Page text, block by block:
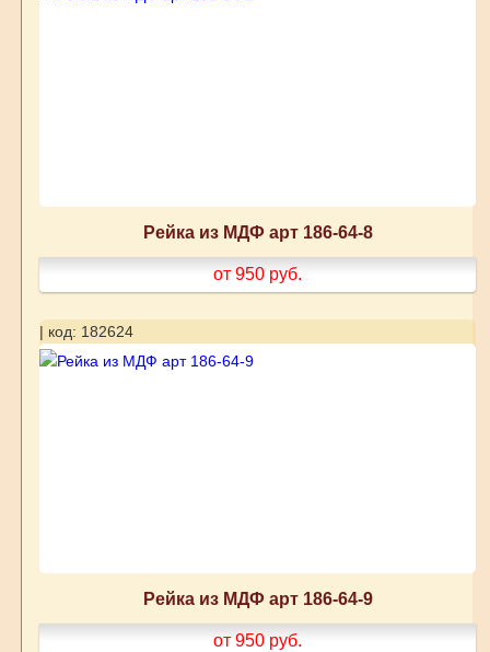
Рейка из МДФ арт 186-64-8
от 950 руб.
| код: 182624
Рейка из МДФ арт 186-64-9
от 950 руб.